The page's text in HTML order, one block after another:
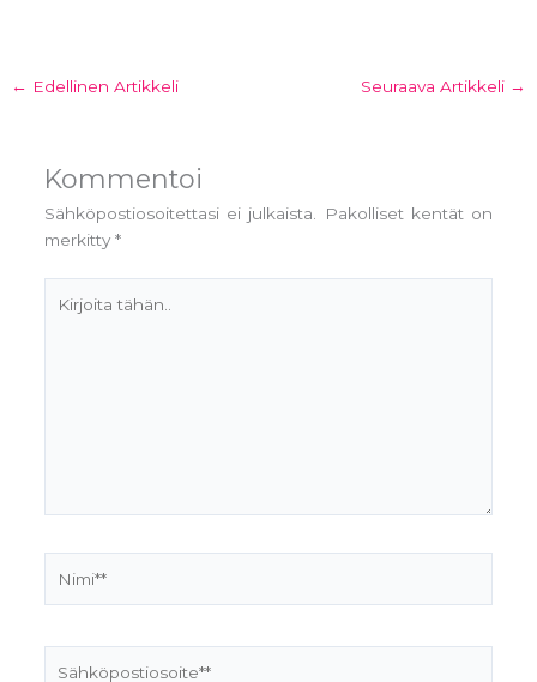
← Edellinen Artikkeli Seuraava Artikkeli →
Kommentoi
Sähköpostiosoitettasi ei julkaista.
Pakolliset kentät on
merkitty *
tähän..